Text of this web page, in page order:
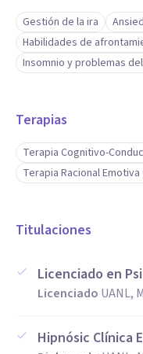
Gestión de la ira
Habilidades de
Insomnio y problemas
Terapias
Terapia Cognitivo-
Terapia Racional
Titulaciones
Licenciado en
Licenciado UANL,
Hipnósic Clínica